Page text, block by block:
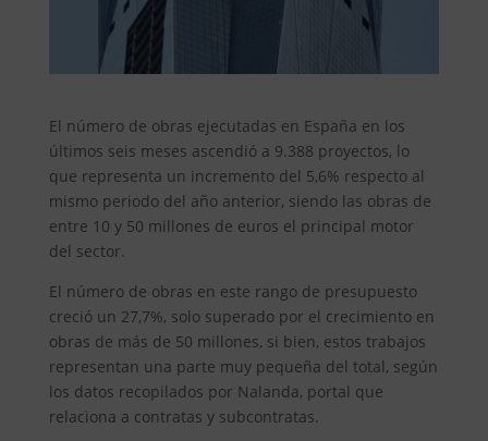
El número de obras ejecutadas en España en los
últimos seis meses ascendió a 9.388 proyectos, lo
que representa un incremento del 5,6% respecto al
mismo periodo del año anterior, siendo las obras de
entre 10 y 50 millones de euros el principal motor
del sector.
El número de obras en este rango de presupuesto
creció un 27,7%, solo superado por el crecimiento en
obras de más de 50 millones, si bien, estos trabajos
representan una parte muy pequeña del total, según
los datos recopilados por Nalanda, portal que
relaciona a contratas y subcontratas.